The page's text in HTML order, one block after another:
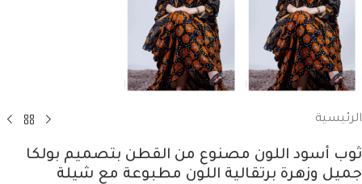
الرئيسية
ثوب أسود اللون مصنوع من القطن بتصميم بولكا
جميل وزهرة برتقالية اللون مطبوعة مع شيلة